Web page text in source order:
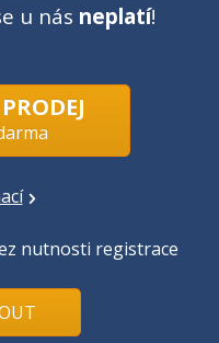
u nás neplatí!
nutnosti registrace